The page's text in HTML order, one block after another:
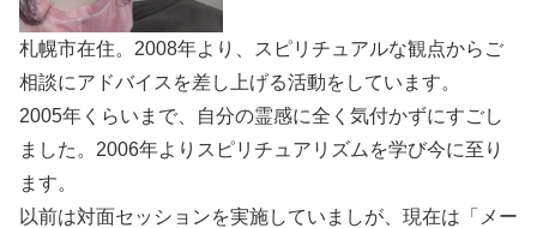
札幌市在住。2008年より、スピリチュアルな観点からご
相談にアドバイスを差し上げる活動をしています。
2005年くらいまで、自分の霊感に全く気付かずにすごし
ました。2006年よりスピリチュアリズムを学び今に至り
ます。
以前は対面セッションを実施していましが、現在は「メー